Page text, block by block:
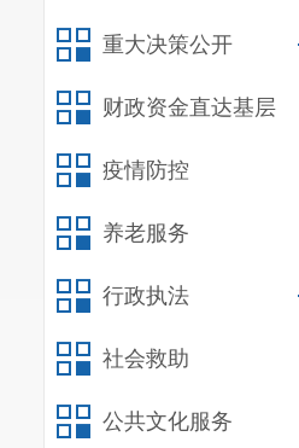
重大决策公开
财政资金直达基层
疫情防控
养老服务
行政执法
社会救助
公共文化服务